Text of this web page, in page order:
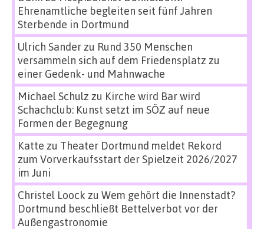
Ehrenamtliche begleiten seit fünf Jahren
Sterbende in Dortmund
Ulrich Sanderzu Rund 350 Menschen
versammeln sich auf dem Friedensplatz zu
einer Gedenk- und Mahnwache
Michael Schulz zu Kirche wird Bar wird
Schachclub: Kunst setzt im SÖZ auf neue
Formen der Begegnung
Katte zu Theater Dortmund meldet Rekord
zum Vorverkaufsstart der Spielzeit 2026/2027
im Juni
Christel Loock zu Wem gehört die Innenstadt?
Dortmund beschließt Bettelverbot vor der
Außengastronomie